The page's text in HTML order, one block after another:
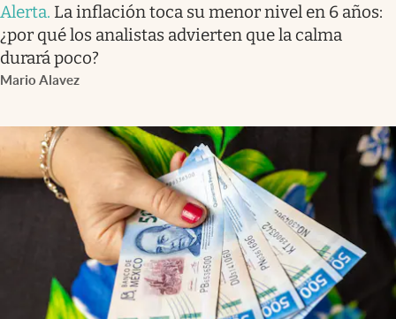
Alerta. La inflación toca su menor nivel en 6 años:
¿por qué los analistas advierten que la calma
durará poco?
Mario Alavez